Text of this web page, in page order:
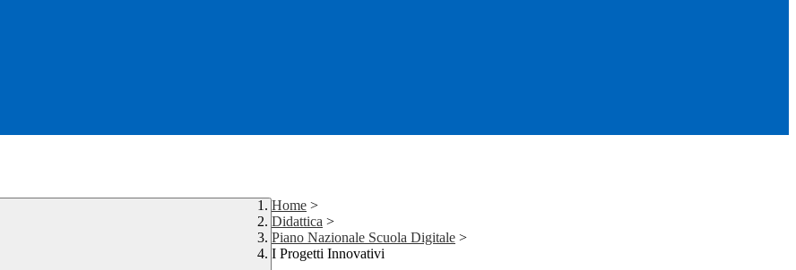
Home >
Didattica >
Piano Nazionale Scuola Digitale >
I Progetti Innovativi